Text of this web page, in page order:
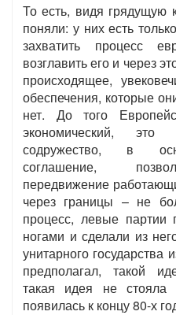
То есть, видя грядущую
поняли: у них есть
захватить процесс
возглавить его и через
происходящее,
обеспечения, которые
нет. До того
экономический, это
содружество, в
соглашение,
передвижение
через границы – не
процесс, левые партии
ногами и сделали из
унитарного
предполагал, такой
такая идея не
появилась к концу 80-х